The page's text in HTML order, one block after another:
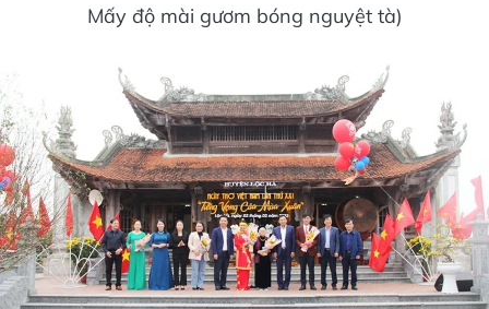
Mấy độ mài gươm bóng nguyệt tà)